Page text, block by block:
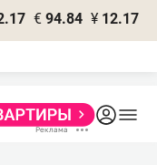
€ 94.84 ¥ 12.17